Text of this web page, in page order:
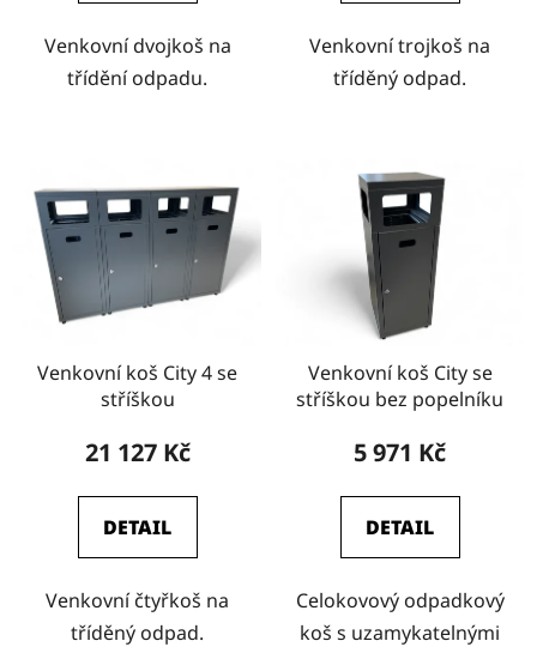
Venkovní dvojkoš na
třídění odpadu.
Venkovní trojkoš na
tříděný odpad.
Venkovní koš City 4 se
stříškou
21 127 Kč
DETAIL
Venkovní čtyřkoš na
tříděný odpad.
Venkovní koš City se
stříškou bez popelníku
5 971 Kč
DETAIL
Celokovový odpadkový
koš s uzamykatelnými